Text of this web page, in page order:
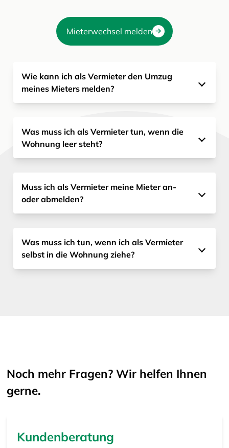
Mieterwechsel melden
Wie kann ich als Vermieter den Umzug
meines Mieters melden?
Was muss ich als Vermieter tun, wenn die
Wohnung leer steht?
Muss ich als Vermieter meine Mieter an-
oder abmelden?
Was muss ich tun, wenn ich als Vermieter
selbst in die Wohnung ziehe?
Noch mehr Fragen? Wir helfen Ihnen
gerne.
Kundenberatung